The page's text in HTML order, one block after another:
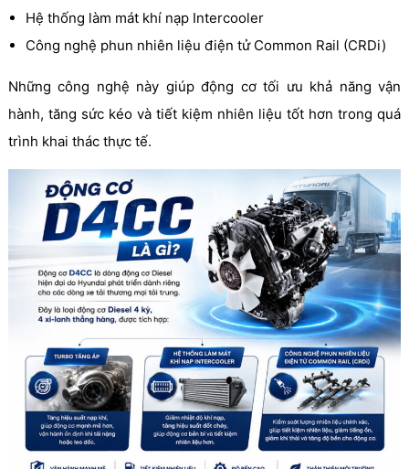
Hệ thống làm mát khí nạp Intercooler
Công nghệ phun nhiên liệu điện tử Common Rail (CRDi)
Những công nghệ này giúp động cơ tối ưu khả năng vận
hành, tăng sức kéo và tiết kiệm nhiên liệu tốt hơn trong quá
trình khai thác thực tế.